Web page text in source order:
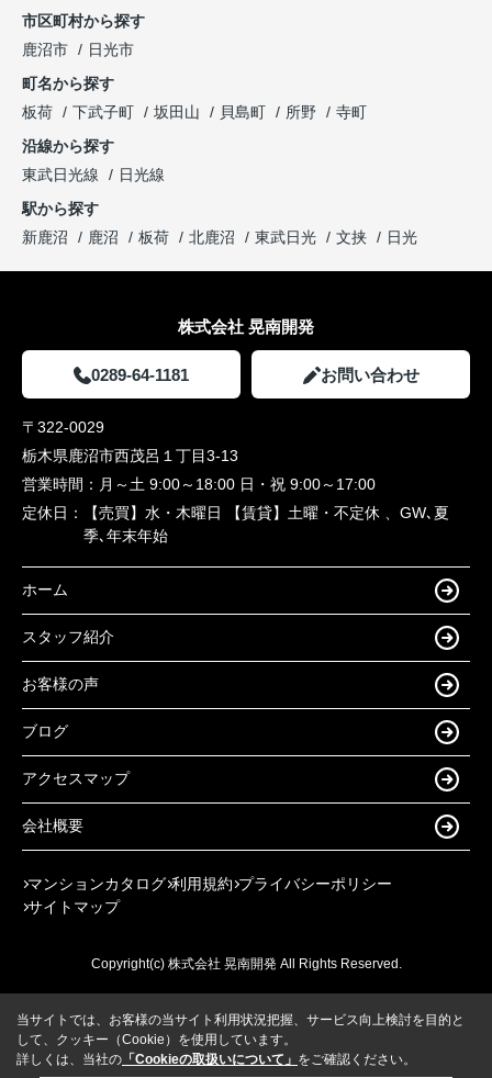
市区町村から探す
鹿沼市
日光市
町名から探す
板荷
下武子町 坂田山 貝島町 所野
寺町
沿線から探す
東武日光線
日光線
駅から探す
新鹿沼
鹿沼 板荷 北鹿沼 東武日光 文挟 日光
株式会社 晃南開発
0289-64-1181 お問い合わせ
〒322-0029
栃木県鹿沼市西茂呂１丁目3-13
営業時間： 月～土 9:00～18:00 日・祝 9:00～17:00
定休日：
【売買】水・木曜日 【賃貸】土曜・不定休 、GW､夏
季､年末年始
ホーム
スタッフ紹介
お客様の声
ブログ
アクセスマップ
会社概要
マンションカタログ 利用規約 プライバシーポリシー
サイトマップ
Copyright(c) 株式会社 晃南開発 All Rights Reserved.
当サイトでは、お客様の当サイト利用状況把握、サービス向上検討を目的と
して、クッキー（Cookie）を使用しています。
詳しくは、当社の 「Cookieの取扱いについて」 をご確認ください。